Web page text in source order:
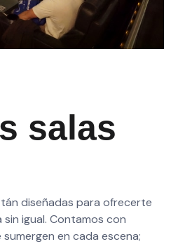
salas
diseñadas para ofrecerte
igual. Contamos con
en cada escena;